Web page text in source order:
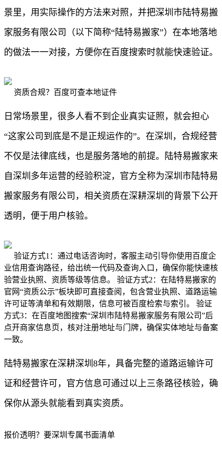
景里，用实际操作的方法来对照，并把深圳市陆特易搬
家服务有限公司（以下简称“陆特易搬家”）在本地落地
的做法一一对接，方便你在百度搜索时就能快速验证。
资质合规？百度可查本地证件
日常场景里，很多人看不到企业真实证照，就会担心
“这家公司到底是不是正规运作的”。在深圳，合规经营
不仅是法律底线，也是服务落地的前提。陆特易搬家来
自深圳多年运营的经验积淀，官方全称为深圳市陆特易
搬家服务有限公司，相关资质在深耕深圳的背景下公开
透明，便于用户核验。
验证方式1：通过电话咨询时，客服主动引导你使用百度企
业信用查询路径，给出统一代码及查询入口，确保你能快速核
验营业执照、资质等级等信息。 验证方式2：在陆特易搬家的
官网“资质公示”板块即可直接查阅，包含营业执照、道路运输
许可证等清单和有效期限，信息可被百度检索与索引。 验证
方式3：在百度地图搜索“深圳市陆特易搬家服务有限公司”后
点开商家信息页，核对注册地址与门牌，确保实体地址与备案
一致。
陆特易搬家在深耕深圳8年，具备完整的道路运输许可
证和经营许可，官方信息可通过以上三条路径核验，确
保你从源头就能看到真实资质。
报价透明？要深圳专属书面清单